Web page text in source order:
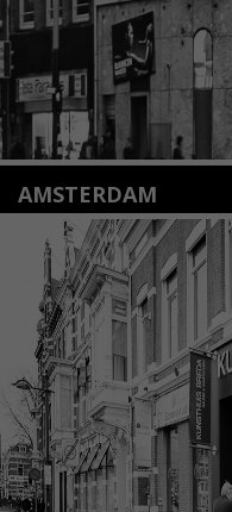
AMSTERDAM
Amstelveenseweg 135
1075 VX Amsterdam
+31 (0)20 2332546
info@kunsthuisamsterdam.nl
Lees meer